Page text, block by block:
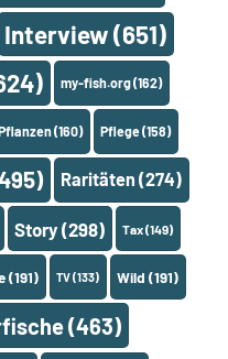
Interview(651)
my-fish.org(162)
(160) Pflege(158)
Raritäten (274)
Story (298) Tax(149)
(191) TV(133) Wild (191)
(463)